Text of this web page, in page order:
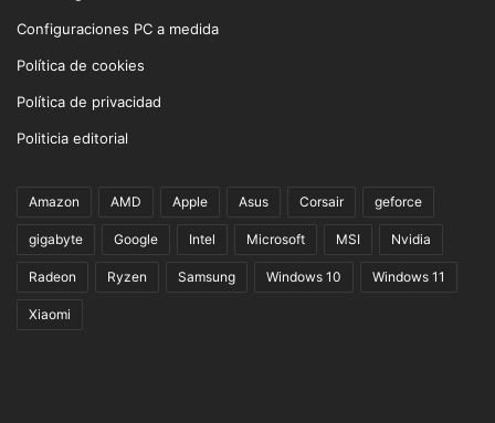
Configuraciones PC a medida
Política de cookies
Política de privacidad
Politicia editorial
Amazon AMD Apple Asus Corsair geforce
gigabyte Google Intel Microsoft MSI Nvidia
Radeon Ryzen Samsung Windows 10 Windows 11
Xiaomi